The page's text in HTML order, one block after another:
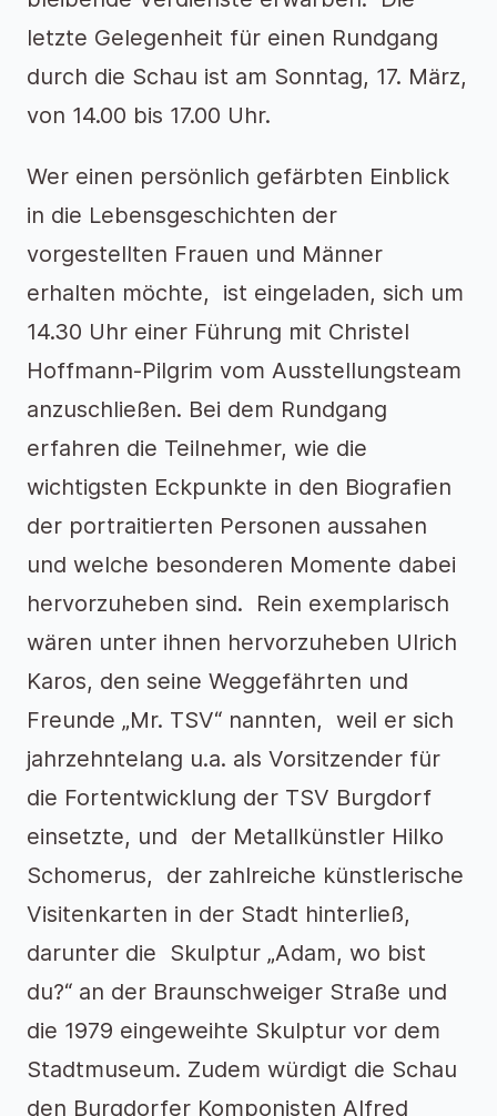
letzte Gelegenheit für einen Rundgang
durch die Schau ist am Sonntag, 17. März,
von 14.00 bis 17.00 Uhr.
Wer einen persönlich gefärbten Einblick
in die Lebensgeschichten der
vorgestellten Frauen und Männer
erhalten möchte, ist eingeladen, sich um
14.30 Uhr einer Führung mit Christel
Hoffmann-Pilgrim vom Ausstellungsteam
anzuschließen. Bei dem Rundgang
erfahren die Teilnehmer, wie die
wichtigsten Eckpunkte in den Biografien
der portraitierten Personen aussahen
und welche besonderen Momente dabei
hervorzuheben sind. Rein exemplarisch
wären unter ihnen hervorzuheben Ulrich
Karos, den seine Weggefährten und
Freunde „Mr. TSV“ nannten, weil er sich
jahrzehntelang u.a. als Vorsitzender für
die Fortentwicklung der TSV Burgdorf
einsetzte, und der Metallkünstler Hilko
Schomerus, der zahlreiche künstlerische
Visitenkarten in der Stadt hinterließ,
darunter die Skulptur „Adam, wo bist
du?“ an der Braunschweiger Straße und
die 1979 eingeweihte Skulptur vor dem
Stadtmuseum. Zudem würdigt die Schau
den Burgdorfer Komponisten Alfred